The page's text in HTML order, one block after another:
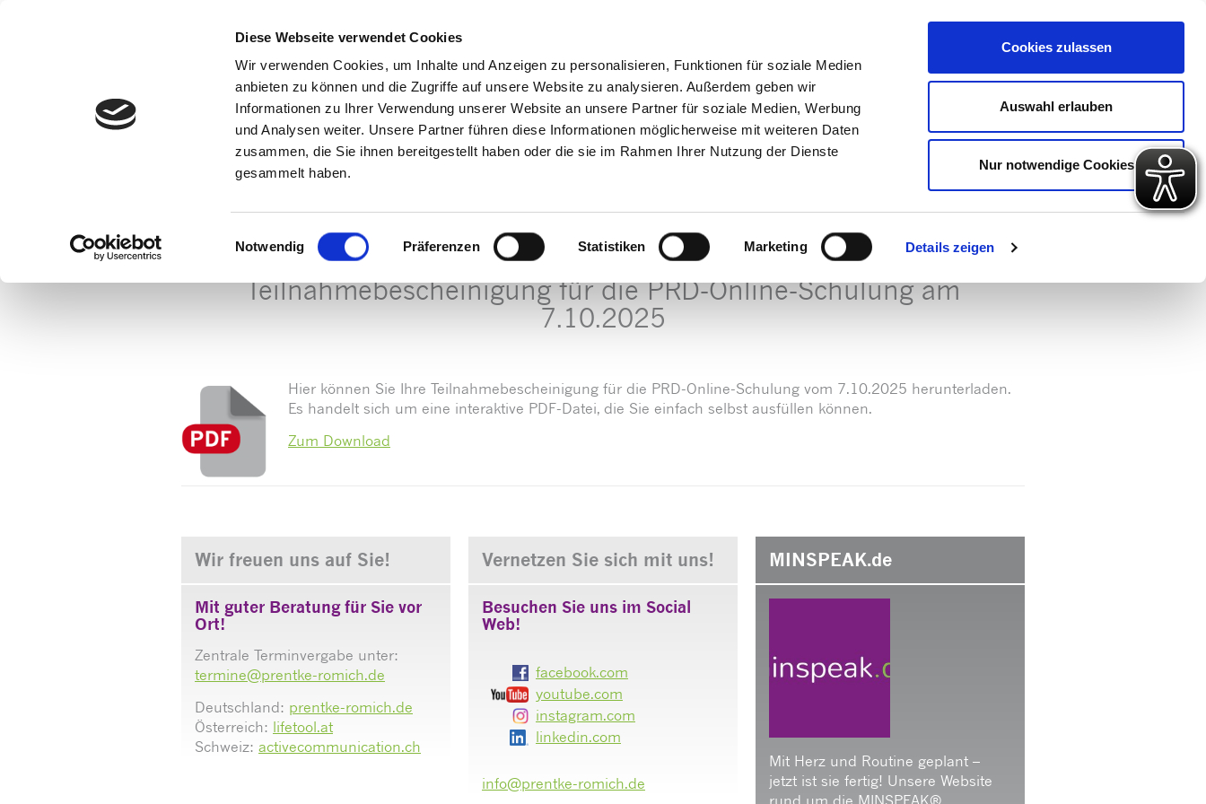
Diese Webseite verwendet Cookies
Wir verwenden Cookies, um Inhalte und Anzeigen zu personalisieren, Funktionen für soziale Medien
anbieten zu können und die Zugriffe auf unsere Website zu analysieren. Außerdem geben wir
Informationen zu Ihrer Verwendung unserer Website an unsere Partner für soziale Medien, Werbung
und Analysen weiter. Unsere Partner führen diese Informationen möglicherweise mit weiteren Daten
zusammen, die Sie ihnen bereitgestellt haben oder die sie im Rahmen Ihrer Nutzung der Dienste
gesammelt haben.
Einwilligungsauswahl
Notwendig Präferenzen Statistiken Marketing Details zeigen
Cookies zulassen
Auswahl erlauben
Nur notwendige Cookies
Afont
AReset
font
size.
AIncrease
font
size.
Produkte/Shop Downloads Service Praxistipps Gute Gründe Über uns
»Teilnahmebescheinigung für die PRD-Online-Schulung am 7.10.2025
Teilnahmebescheinigung für die PRD-Online-Schulung am
7.10.2025
Hier können Sie Ihre Teilnahmebescheinigung für die PRD-Online-Schulung vom 7.10.2025 herunterladen.
Es handelt sich um eine interaktive PDF-Datei, die Sie einfach selbst ausfüllen können.
Zum Download
Wir freuen uns auf Sie!
Mit guter Beratung für Sie vor
Ort!
Zentrale Terminvergabe unter:
termine@prentke-romich.de
Deutschland: prentke-romich.de
Österreich: lifetool.at
Schweiz: activecommunication.ch
Vernetzen Sie sich mit uns!
Besuchen Sie uns im Social
Web!
facebook.com
youtube.com
instagram.com
linkedin.com
info@prentke-romich.de
MINSPEAK.de
Mit Herz und Routine geplant –
jetzt ist sie fertig! Unsere Website